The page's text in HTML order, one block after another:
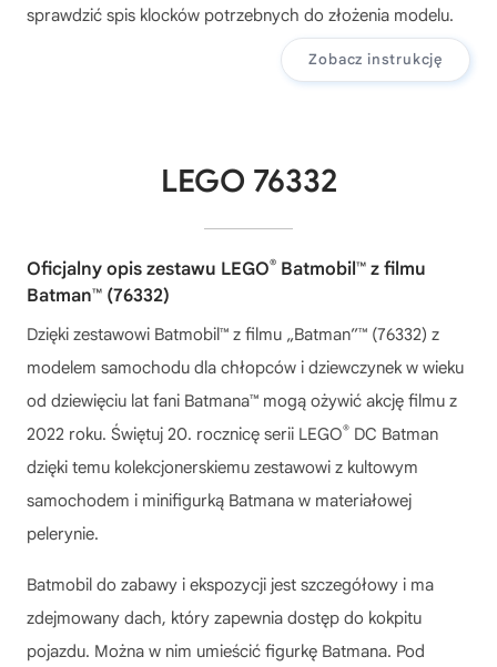
sprawdzić spis klocków potrzebnych do złożenia modelu.
Zobacz instrukcję
LEGO 76332
Oficjalny opis zestawu LEGO® Batmobil™ z filmu
Batman™ (76332)
Dzięki zestawowi Batmobil™ z filmu „Batman”™ (76332) z
modelem samochodu dla chłopców i dziewczynek w wieku
od dziewięciu lat fani Batmana™ mogą ożywić akcję filmu z
2022 roku. Świętuj 20. rocznicę serii LEGO® DC Batman
dzięki temu kolekcjonerskiemu zestawowi z kultowym
samochodem i minifigurką Batmana w materiałowej
pelerynie.
Batmobil do zabawy i ekspozycji jest szczegółowy i ma
zdejmowany dach, który zapewnia dostęp do kokpitu
pojazdu. Można w nim umieścić figurkę Batmana. Pod